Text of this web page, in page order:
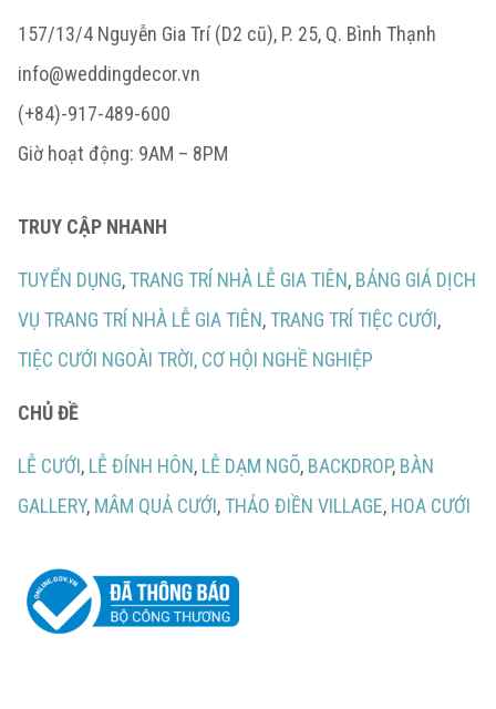
157/13/4 Nguyễn Gia Trí (D2 cũ), P. 25, Q. Bình Thạnh
info@weddingdecor.vn
(+84)-917-489-600
Giờ hoạt động: 9AM – 8PM
TRUY CẬP NHANH
TUYỂN DỤNG,TRANG TRÍ NHÀ LỄ GIA TIÊN, BẢNG GIÁ DỊCH
VỤ TRANG TRÍ NHÀ LỄ GIA TIÊN,TRANG TRÍ TIỆC CƯỚI,
TIỆC CƯỚI NGOÀI TRỜI, CƠ HỘI NGHỀ NGHIỆP
CHỦ ĐỀ
LỄ CƯỚI, LỄ ĐÍNH HÔN, LỄ DẠM NGÕ, BACKDROP, BÀN
GALLERY, MÂM QUẢ CƯỚI,THẢO ĐIỀN VILLAGE, HOA CƯỚI